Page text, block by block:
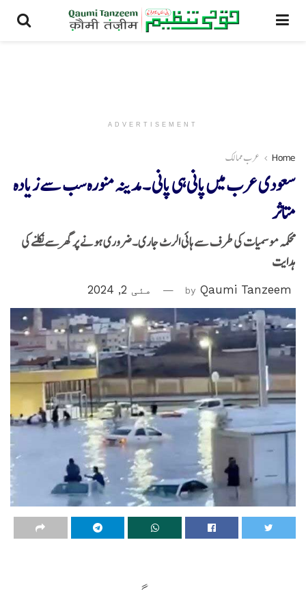
ADVERTISEMENT
Home عرب ممالک
سعودی عرب میں پانی ہی پانی ۔مدینہ منورہ سب سے زیادہ
متاثر
محکمہ موسمیات کی طرف سے ہائی الرٹ جاری۔ضروری ہونے پر گھر سے نکلنے کی
ہدایت
by Qaumi Tanzeem مئی 2, 2024